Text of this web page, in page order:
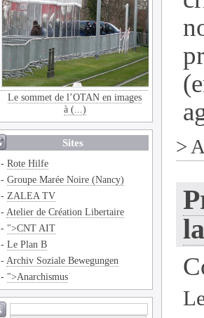
Le sommet de l’OTAN en images
à (...)
Sites
-Rote Hilfe
-Groupe Marée Noire (Nancy)
- ZALEA TV
- Atelier de Création Libertaire
- ">CNT AIT
-Le Plan B
- Archiv Soziale Bewegungen
- ">Anarchismus
>